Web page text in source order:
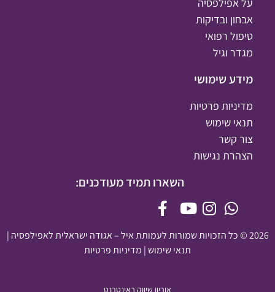
על אפילפסיה
אבחון ובדיקות
טיפול רפואי
מגדר וגיל
מידע שימושי
מדיניות פרטיות
תנאי שימוש
צור קשר
הצהרת נגישות
השארו תמיד מעודכנים:
2026 © כל הזכויות שמורות לעמותת איל – אגודה ישראלית לאפילפסיה |
תנאי שימוש| מדיניות פרטיות
אוריון שיווק באינטרנט